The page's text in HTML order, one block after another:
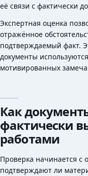
её связи с фактически
Экспертная оценка
отражённое
подтверждаемый факт.
документы
мотивированных
Как
фактически
работами
Проверка начинается с
подтверждают ли